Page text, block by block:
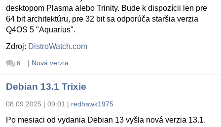
desktopom Plasma alebo Trinity. Bude k dispozícii len pre
64 bit architektúru, pre 32 bit sa odporúča staršia verzia
Q4OS 5 "Aquarius".
Zdroj: DistroWatch.com
6 | Nová verzia
Debian 13.1 Trixie
08.09.2025 | 09:01 | redhawk1975
Po mesiaci od vydania Debian 13 vyšla nová verzia 13.1.